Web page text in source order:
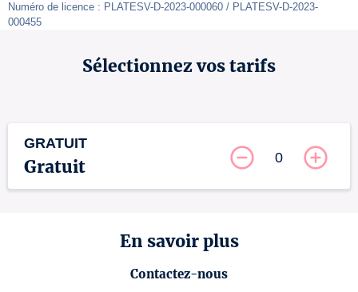
Numéro de licence : PLATESV-D-2023-000060 / PLATESV-D-2023-
000455
Sélectionnez vos tarifs
GRATUIT
Gratuit 0
En savoir plus
Contactez-nous